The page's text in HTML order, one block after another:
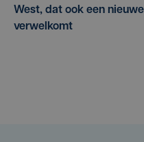
West, dat ook een
verwelkomt